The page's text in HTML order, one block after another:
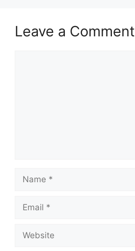
Leave a Comment
Name
Email
Website